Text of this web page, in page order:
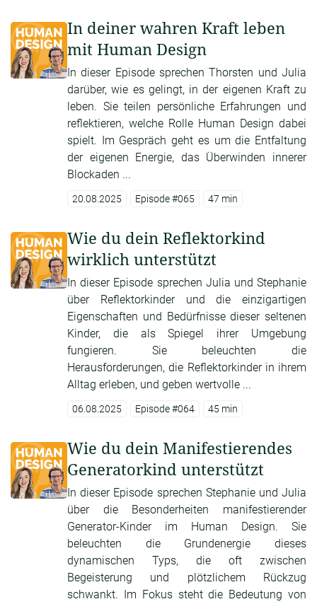
In deiner wahren Kraft leben
mit Human Design
In dieser Episode sprechen Thorsten und Julia
darüber, wie es gelingt, in der eigenen Kraft zu
leben. Sie teilen persönliche Erfahrungen und
reflektieren, welche Rolle Human Design dabei
spielt. Im Gespräch geht es um die Entfaltung
der eigenen Energie, das Überwinden innerer
Blockaden ...
20.08.2025 Episode #065 47 min
Wie du dein Reflektorkind
wirklich unterstützt
In dieser Episode sprechen Julia und Stephanie
über Reflektorkinder und die einzigartigen
Eigenschaften und Bedürfnisse dieser seltenen
Kinder, die als Spiegel ihrer Umgebung
fungieren. Sie beleuchten die
Herausforderungen, die Reflektorkinder in ihrem
Alltag erleben, und geben wertvolle ...
06.08.2025 Episode #064 45 min
Wie du dein Manifestierendes
Generatorkind unterstützt
In dieser Episode sprechen Stephanie und Julia
über die Besonderheiten manifestierender
Generator-Kinder im Human Design. Sie
beleuchten die Grundenergie dieses
dynamischen Typs, die oft zwischen
Begeisterung und plötzlichem Rückzug
schwankt. Im Fokus steht die Bedeutung von